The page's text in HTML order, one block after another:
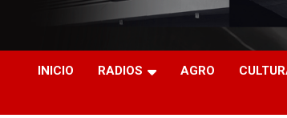
RO CONTENIDOS
INICIO RADIOS AGRO